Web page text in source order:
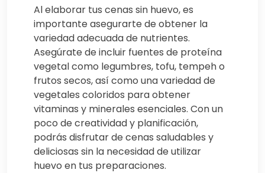
Al elaborar tus cenas sin huevo, es
importante asegurarte de obtener la
variedad adecuada de nutrientes.
Asegúrate de incluir fuentes de proteína
vegetal como legumbres, tofu, tempeh o
frutos secos, así como una variedad de
vegetales coloridos para obtener
vitaminas y minerales esenciales. Con un
poco de creatividad y planificación,
podrás disfrutar de cenas saludables y
deliciosas sin la necesidad de utilizar
huevo en tus preparaciones.